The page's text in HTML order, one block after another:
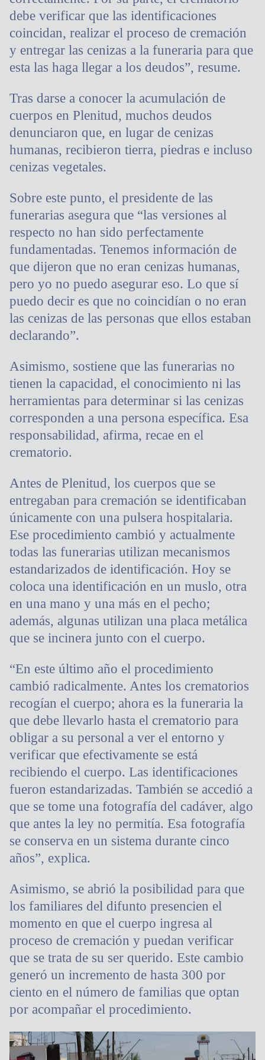
debe verificar que las identificaciones
coincidan, realizar el proceso de cremación
y entregar las cenizas a la funeraria para que
esta las haga llegar a los deudos”, resume.
Tras darse a conocer la acumulación de
cuerpos en Plenitud, muchos deudos
denunciaron que, en lugar de cenizas
humanas, recibieron tierra, piedras e incluso
cenizas vegetales.
Sobre este punto, el presidente de las
funerarias asegura que “las versiones al
respecto no han sido perfectamente
fundamentadas. Tenemos información de
que dijeron que no eran cenizas humanas,
pero yo no puedo asegurar eso. Lo que sí
puedo decir es que no coincidían o no eran
las cenizas de las personas que ellos estaban
declarando”.
Asimismo, sostiene que las funerarias no
tienen la capacidad, el conocimiento ni las
herramientas para determinar si las cenizas
corresponden a una persona específica. Esa
responsabilidad, afirma, recae en el
crematorio.
Antes de Plenitud, los cuerpos que se
entregaban para cremación se identificaban
únicamente con una pulsera hospitalaria.
Ese procedimiento cambió y actualmente
todas las funerarias utilizan mecanismos
estandarizados de identificación. Hoy se
coloca una identificación en un muslo, otra
en una mano y una más en el pecho;
además, algunas utilizan una placa metálica
que se incinera junto con el cuerpo.
“En este último año el procedimiento
cambió radicalmente. Antes los crematorios
recogían el cuerpo; ahora es la funeraria la
que debe llevarlo hasta el crematorio para
obligar a su personal a ver el entorno y
verificar que efectivamente se está
recibiendo el cuerpo. Las identificaciones
fueron estandarizadas. También se accedió a
que se tome una fotografía del cadáver, algo
que antes la ley no permitía. Esa fotografía
se conserva en un sistema durante cinco
años”, explica.
Asimismo, se abrió la posibilidad para que
los familiares del difunto presencien el
momento en que el cuerpo ingresa al
proceso de cremación y puedan verificar
que se trata de su ser querido. Este cambio
generó un incremento de hasta 300 por
ciento en el número de familias que optan
por acompañar el procedimiento.